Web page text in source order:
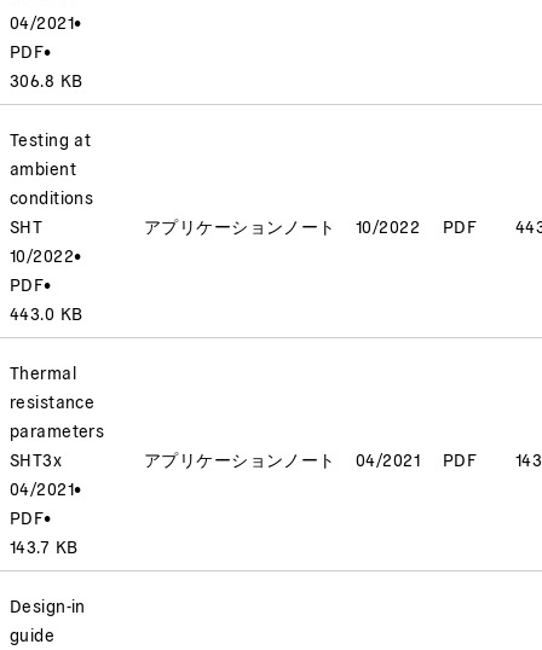
04/2021•
PDF•
306.8 KB
Testing at
ambient
conditions
SHT
10/2022•
PDF•
443.0 KB
アプリケーションノート 10/2022 PDF
Thermal
resistance
parameters
SHT3x
04/2021•
PDF•
143.7 KB
アプリケーションノート 04/2021 PDF
Design-in
guide